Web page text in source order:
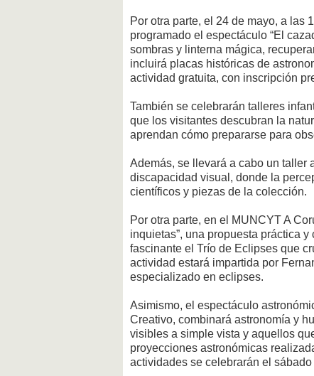
Por otra parte, el 24 de mayo, a las
programado el espectáculo “El
sombras y linterna mágica,
incluirá placas históricas de
actividad gratuita, con inscripción
También se celebrarán talleres
que los visitantes descubran la
aprendan cómo prepararse para
Además, se llevará a cabo un taller
discapacidad visual, donde la
científicos y piezas de la colección.
Por otra parte, en el MUNCYT A
inquietas”, una propuesta práctica
fascinante el Trío de Eclipses que
actividad estará impartida por
especializado en eclipses.
Asimismo, el espectáculo
Creativo, combinará astronomía y
visibles a simple vista y aquellos
proyecciones astronómicas
actividades se celebrarán el